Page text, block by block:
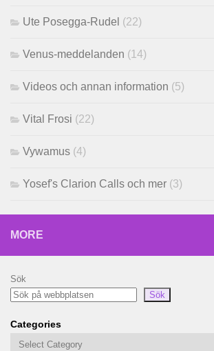
Ute Posegga-Rudel (22)
Venus-meddelanden (14)
Videos och annan information (5)
Vital Frosi (22)
Vywamus (4)
Yosef's Clarion Calls och mer (3)
MORE
Sök
Sök
Categories